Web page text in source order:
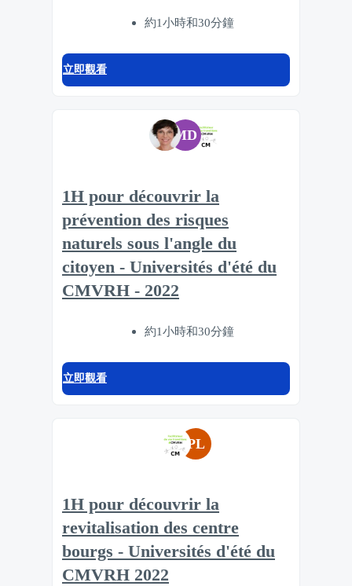
約1小時和30分鐘
立即觀看
MD
1H pour découvrir la
prévention des risques
naturels sous l'angle du
citoyen - Universités d'été du
CMVRH - 2022
約1小時和30分鐘
立即觀看
PL
1H pour découvrir la
revitalisation des centre
bourgs - Universités d'été du
CMVRH 2022